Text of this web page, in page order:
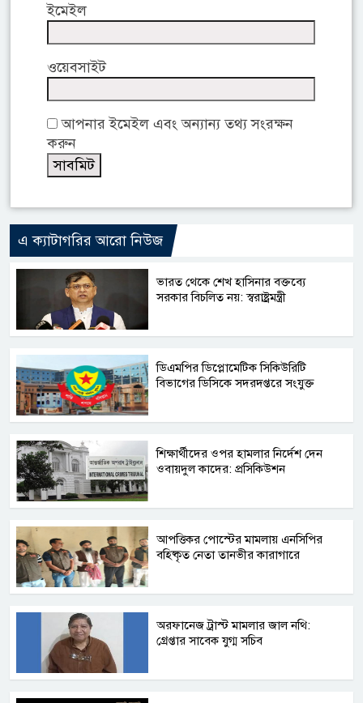
ইমেইল
ওয়েবসাইট
আপনার ইমেইল এবং অন্যান্য তথ্য সংরক্ষন
করুন
এ ক্যাটাগরির আরো নিউজ
ভারত থেকে শেখ হাসিনার বক্তব্যে
সরকার বিচলিত নয়: স্বরাষ্ট্রমন্ত্রী
ডিএমপির ডিপ্লোমেটিক সিকিউরিটি
বিভাগের ডিসিকে সদরদপ্তরে সংযুক্ত
শিক্ষার্থীদের ওপর হামলার নির্দেশ দেন
ওবায়দুল কাদের: প্রসিকিউশন
আপত্তিকর পোস্টের মামলায় এনসিপির
বহিষ্কৃত নেতা তানভীর কারাগারে
অরফানেজ ট্রাস্ট মামলার জাল নথি:
গ্রেপ্তার সাবেক যুগ্ম সচিব